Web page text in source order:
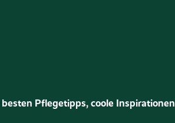
besten Pflegetipps, coole Inspirationen